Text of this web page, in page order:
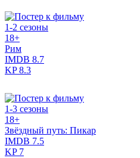
1-2 сезоны
18+
Рим
IMDB 8.7
KP8.3
1-3 сезоны
18+
Звёздный путь: Пикар
IMDB 7.5
KP7